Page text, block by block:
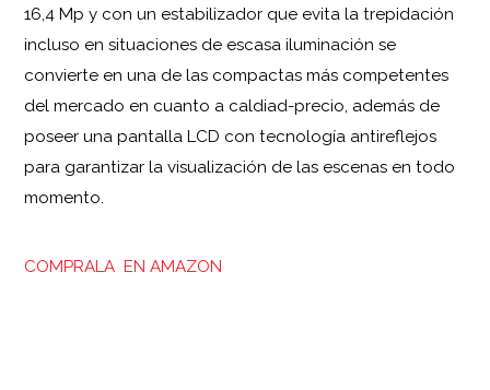
16,4 Mp y con un estabilizador que evita la trepidación
incluso en situaciones de escasa iluminación se
convierte en una de las compactas más competentes
del mercado en cuanto a caldiad-precio, además de
poseer una pantalla LCD con tecnología antireflejos
para garantizar la visualización de las escenas en todo
momento.
COMPRALA EN AMAZON